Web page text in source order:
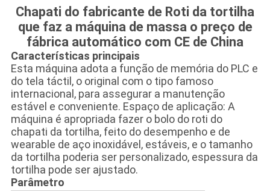
Chapati do fabricante de Roti da tortilha
que faz a máquina de massa o preço de
fábrica automático com CE de China
Características principais
Esta máquina adota a função de memória do PLC e
do tela táctil, o original com o tipo famoso
internacional, para assegurar a manutenção
estável e conveniente. Espaço de aplicação: A
máquina é apropriada fazer o bolo do roti do
chapati da tortilha, feito do desempenho e de
wearable de aço inoxidável, estáveis, e o tamanho
da tortilha poderia ser personalizado, espessura da
tortilha pode ser ajustado.
Parâmetro